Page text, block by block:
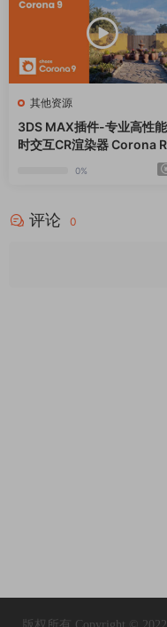
其他资源
3DS MAX插件-专业高性
时交互CR渲染器 Corona
0%
评论 0